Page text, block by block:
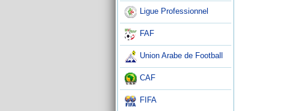
Ligue Professionnel
FAF
Union Arabe de Football
CAF
FIFA